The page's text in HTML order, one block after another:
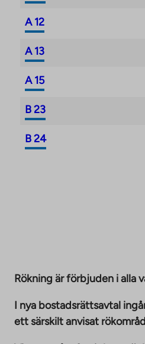
A 12
A 13
A 15
B 23
B 24
Rökning är förbjuden i alla
I nya bostadsrättsavtal
ett särskilt anvisat